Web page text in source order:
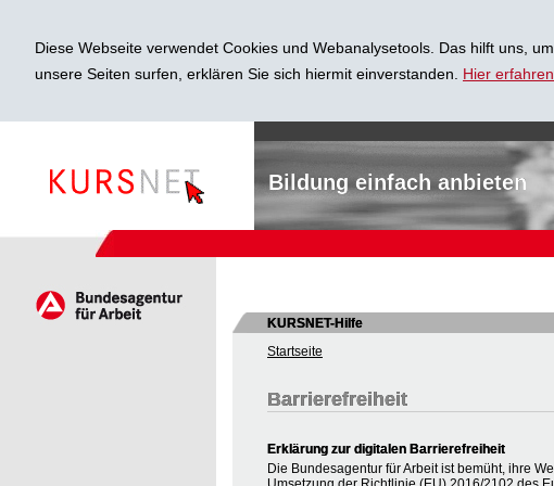
Diese Webseite verwendet Cookies und Webanalysetools. Das hilft uns,
unsere Seiten surfen, erklären Sie sich hiermit einverstanden. Hier
Bildung einfach anbieten
KURSNET-Hilfe
Startseite
Barrierefreiheit
Erklärung zur digitalen Barrierefreiheit
Die Bundesagentur für Arbeit ist bemüht, ihre